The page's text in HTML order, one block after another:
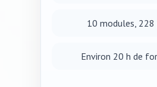
10 modules, 228
Environ 20 h de